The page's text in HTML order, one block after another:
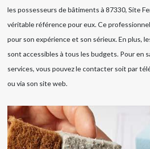
les possesseurs de bâtiments à 87330, Site
véritable référence pour eux. Ce
pour son expérience et son sérieux. En plus,
sont accessibles à tous les budgets. Pour en
services, vous pouvez le contacter soit par
ou via son site web.